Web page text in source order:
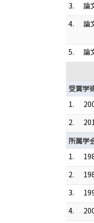
3.
論
4.
論
5.
論
受賞学
1.
2.
所属学
1.
2.
3.
4.